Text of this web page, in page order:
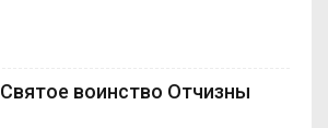
Святое воинство Отчизны